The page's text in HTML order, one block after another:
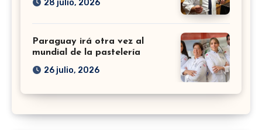
28 julio, 2026
Paraguay irá otra vez al
mundial de la pastelería
26 julio, 2026